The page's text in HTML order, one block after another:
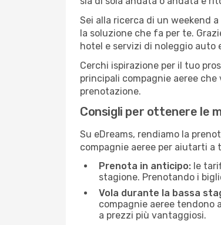
Sei alla ricerca di un weekend
la soluzione che fa per te.
hotel e servizi di noleggio
Cerchi ispirazione per il tuo
principali compagnie aeree
prenotazione.
Consigli per ottenere le
Su eDreams, rendiamo la
compagnie aeree per aiutarti a
Prenota in anticipo: le
stagione. Prenotando i
Vola durante la bassa
compagnie aeree tendono
a prezzi più vantaggiosi.